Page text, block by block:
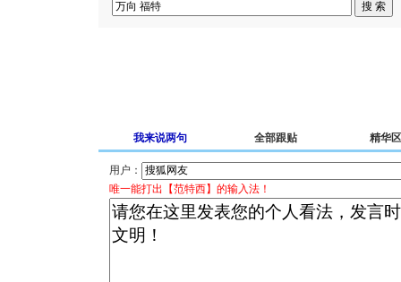
我来说两句 全部跟贴 精华区
用户：
唯一能打出【范特西】的输入法！